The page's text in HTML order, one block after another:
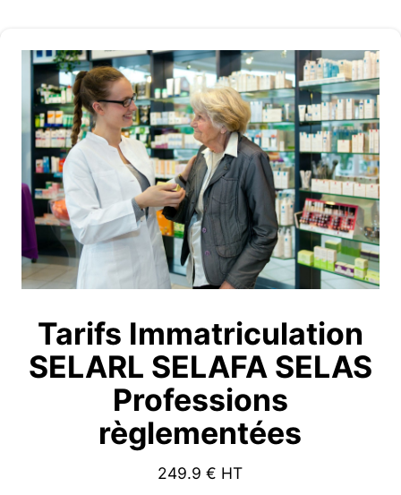
Tarifs Immatriculation
SELARL SELAFA SELAS
Professions
règlementées
249.9 € HT